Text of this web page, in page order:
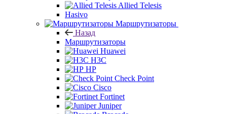
Allied Telesis
Hasivo
Маршрутизаторы
Назад
Маршрутизаторы
Huawei
H3C
HP
Check Point
Cisco
Fortinet
Juniper